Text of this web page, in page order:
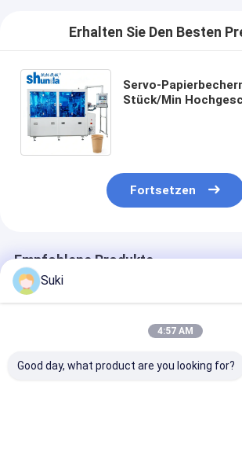
Erhalten Sie Den Besten
Servo-
Stück/Min
Fortsetzen
Empfohlene Produkte
Suki
4:57 AM
Good day, what product are you looking for?